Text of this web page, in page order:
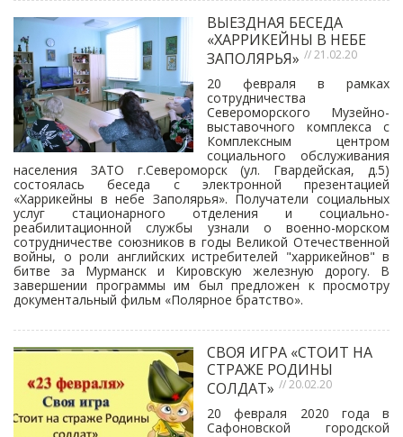
ВЫЕЗДНАЯ БЕСЕДА
«ХАРРИКЕЙНЫ В НЕБЕ
ЗАПОЛЯРЬЯ» // 21.02.20
20 февраля в рамках
сотрудничества
Североморского Музейно-
выставочного комплекса с
Комплексным центром
социального обслуживания
населения ЗАТО г.Североморск (ул. Гвардейская, д.5)
состоялась беседа с электронной презентацией
«Харрикейны в небе Заполярья». Получатели социальных
услуг стационарного отделения и социально-
реабилитационной службы узнали о военно-морском
сотрудничестве союзников в годы Великой Отечественной
войны, о роли английских истребителей "харрикейнов" в
битве за Мурманск и Кировскую железную дорогу. В
завершении программы им был предложен к просмотру
документальный фильм «Полярное братство».
СВОЯ ИГРА «СТОИТ НА
СТРАЖЕ РОДИНЫ
СОЛДАТ» // 20.02.20
20 февраля 2020 года в
Сафоновской городской